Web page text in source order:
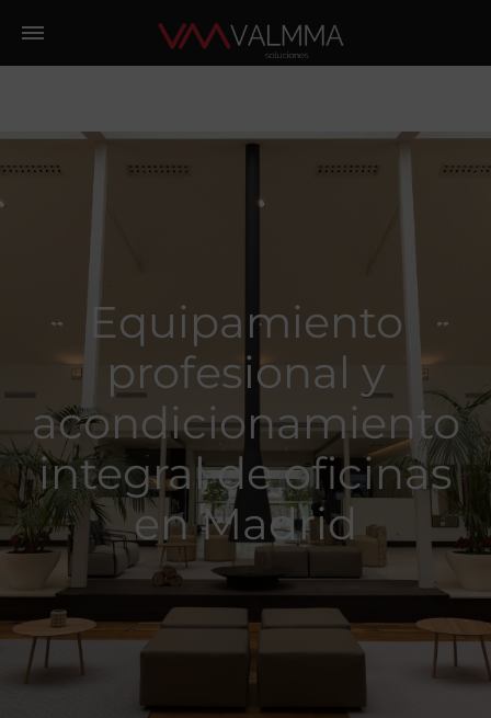
Equipamiento
profesional y
acondicionamiento
integral de oficinas
en Madrid